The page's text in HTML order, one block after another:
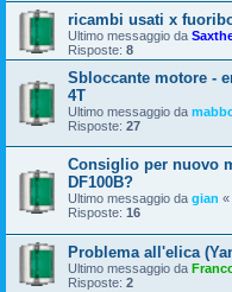
ricambi usati x
Ultimo messaggio da
Risposte: 8
Sbloccante motore -
4T
Ultimo messaggio da
Risposte: 27
Consiglio per nuovo
DF100B?
Ultimo messaggio da gian «
Risposte: 16
Problema all'elica
Ultimo messaggio da
Risposte: 2